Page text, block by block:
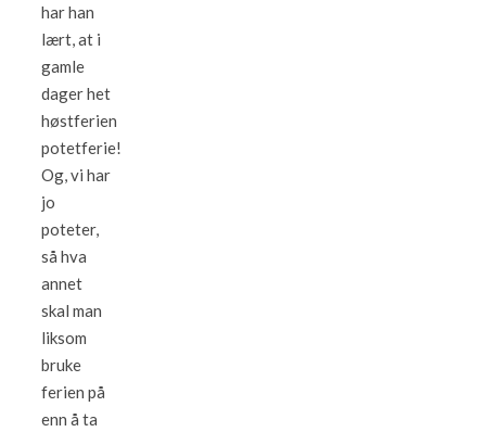
har han
lært, at i
gamle
dager het
høstferien
potetferie!
Og, vi har
jo
poteter,
så hva
annet
skal man
liksom
bruke
ferien på
enn å ta